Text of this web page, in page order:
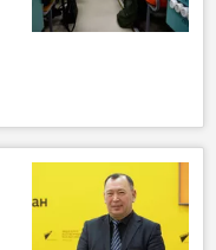
мектеп